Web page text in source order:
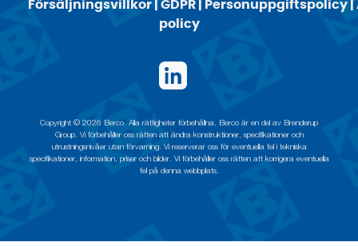
Försäljningsvillkor GDPR Personuppgiftspolicy
policy
Copyright © 2026 Berco. Alla rättigheter förbehållna. Berco är en del av Brenderup
Group. Vi förbehåller oss rätten att ändra konstruktioner, specifikationer och
utrustningsnivåer utan förvarning. Vi reserverar oss för eventuella fel i tekniska
specifikationer, information, priser och bilder. Vi förbehåller oss rätten att korrigera eventuella
fel på denna webbplats.